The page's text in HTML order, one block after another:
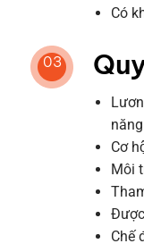
Có
03
Cơ
Môi
Chế